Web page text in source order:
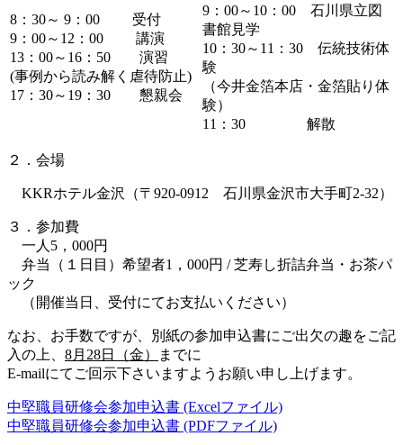
8：30～ 9：00 受付
9：00～12：00 講演
13：00～16：50 演習
(事例から読み解く虐待防止)
17：30～19：30 懇親会
9：00～10：00 石川県立図
書館見学
10：30～11：30 伝統技術体
験
（今井金箔本店・金箔貼り体
験）
11：30 解散
２．会場
KKRホテル金沢（〒920-0912 石川県金沢市大手町2-32）
３．参加費
一人5，000円
弁当（１日目）希望者1，000円 / 芝寿し折詰弁当・お茶パ
ック
（開催当日、受付にてお支払いください）
なお、お手数ですが、別紙の参加申込書にご出欠の趣をご記
入の上、 8月28日（金）
までに
E-mailにてご回示下さいますようお願い申し上げます。
中堅職員研修会参加申込書 (Excelファイル)
中堅職員研修会参加申込書 (PDFファイル)